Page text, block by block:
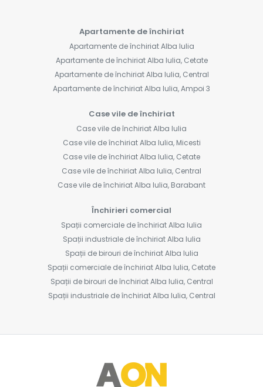
Apartamente de închiriat
Apartamente de închiriat Alba Iulia
Apartamente de închiriat Alba Iulia, Cetate
Apartamente de închiriat Alba Iulia, Central
Apartamente de închiriat Alba Iulia, Ampoi 3
Case vile de închiriat
Case vile de închiriat Alba Iulia
Case vile de închiriat Alba Iulia, Micesti
Case vile de închiriat Alba Iulia, Cetate
Case vile de închiriat Alba Iulia, Central
Case vile de închiriat Alba Iulia, Barabant
Închirieri comercial
Spații comerciale de închiriat Alba Iulia
Spații industriale de închiriat Alba Iulia
Spații de birouri de închiriat Alba Iulia
Spații comerciale de închiriat Alba Iulia, Cetate
Spații de birouri de închiriat Alba Iulia, Central
Spații industriale de închiriat Alba Iulia, Central